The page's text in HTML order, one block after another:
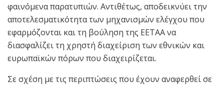
φαινόμενα παρατυπιών. Αντιθέτως, αποδεικνύει την
αποτελεσματικότητα των μηχανισμών ελέγχου που
εφαρμόζονται και τη βούληση της ΕΕΤΑΑ να
διασφαλίζει τη χρηστή διαχείριση των εθνικών και
ευρωπαϊκών πόρων που διαχειρίζεται.
Σε σχέση με τις περιπτώσεις που έχουν αναφερθεί σε